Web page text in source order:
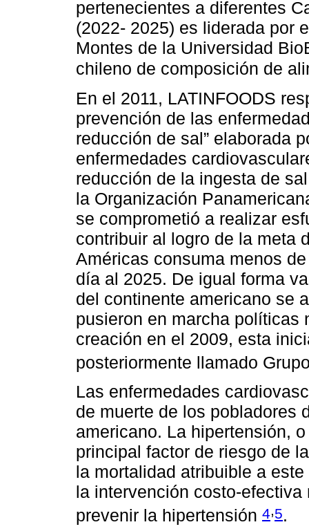
pertenecientes a diferentes
(2022- 2025) es liderada por
Montes de la Universidad
chileno de composición de
En el 2011, LATINFOODS
prevención de las
reducción de sal” elaborada
enfermedades
reducción de la ingesta de
la Organización
se comprometió a realizar
contribuir al logro de la meta
Américas consuma menos
día al 2025. De igual forma
del continente americano se
pusieron en marcha políticas
creación en el 2009, esta
posteriormente llamado
Las enfermedades
de muerte de los pobladores
americano. La hipertensión,
principal factor de riesgo de
la mortalidad atribuible a
la intervención costo-
prevenir la hipertensión 4,5.